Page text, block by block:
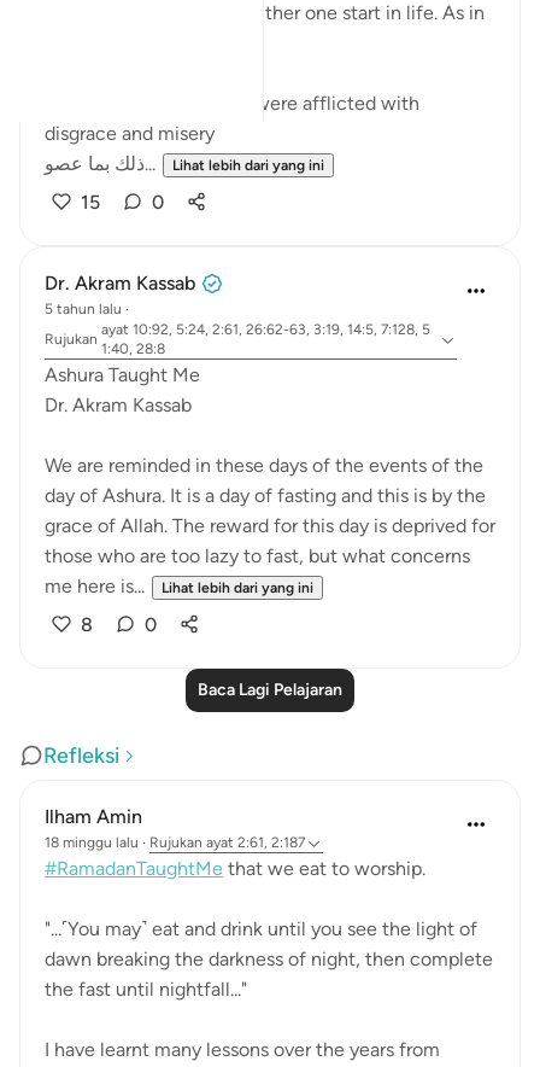
regardless of where did either one start in life. As in
disgrace and misery
ذلك بما عصو...
Lihat lebih dari yang ini
15 0
Dr. Akram Kassab
5 tahun lalu ·
Rujukan
ayat 10:92, 5:24, 2:61, 26:62-63, 3:19, 14:5, 7:128, 5
1:40, 28:8
Ashura Taught Me
Dr. Akram Kassab
We are reminded in these days of the events of the
day of Ashura. It is a day of fasting and this is by the
grace of Allah. The reward for this day is deprived for
those who are too lazy to fast, but what concerns
me here is...
Lihat lebih dari yang ini
8 0
Baca Lagi Pelajaran
Refleksi
Ilham Amin
18 minggu lalu · Rujukan ayat 2:61, 2:187
#RamadanTaughtMe that we eat to worship.
"...˹You may˺ eat and drink until you see the light of
dawn breaking the darkness of night, then complete
the fast until nightfall..."
I have learnt many lessons over the years from